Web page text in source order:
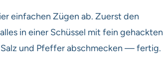
einfachen Zügen ab. Zuerst den
in einer Schüssel mit fein gehackten
und Pfeffer abschmecken — fertig.